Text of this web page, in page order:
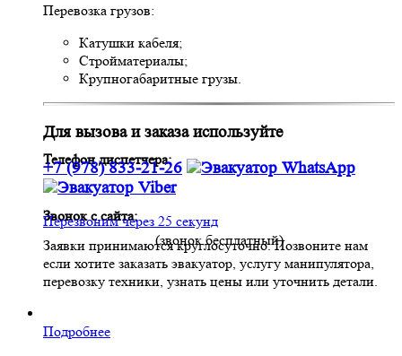
Перевозка грузов:
Катушки кабеля;
Стройматериалы;
Крупногабаритные грузы.
Для вызова и заказа используйте
Телефон диспетчера:
+7 (978) 833-21-26
Звонок с сайта:
Перезвоним через 25 секунд
(звонок бесплатный)
Заявки принимаются круглосуточно. Позвоните нам
если хотите заказать эвакуатор, услугу манипулятора,
перевозку техники, узнать цены или уточнить детали.
Подробнее